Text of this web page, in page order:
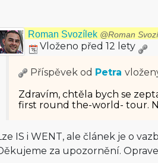
Roman Svozílek @Roman
Vloženo před 12 lety
Příspěvek od Petra
Zdravím, chtěla bych se
first round the-world- tour.
IS i WENT, ale článek je o
za upozornění.